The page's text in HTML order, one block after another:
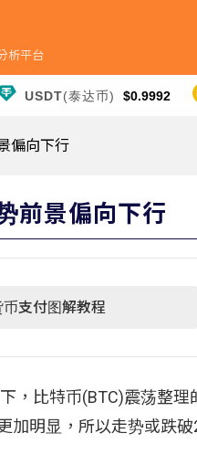
析平台
USDT(泰达币) $0.9992
偏向下行
前景偏向下行
支付图解教程
比特币(BTC)震荡整理
明显，所以走势或跌破